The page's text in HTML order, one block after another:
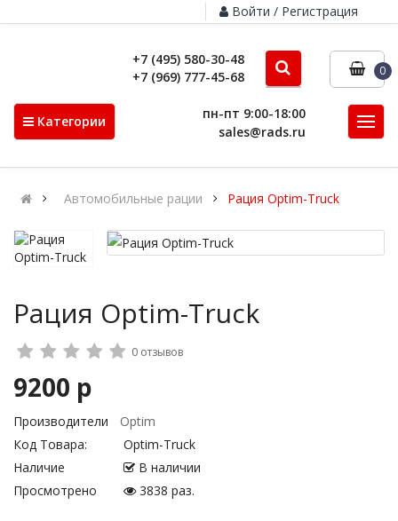
Войти / Регистрация
+7 (495) 580-30-48
+7 (969) 777-45-68
0
Категории
пн-пт 9:00-18:00
sales@rads.ru
Автомобильные рации Рация Optim-Truck
Рация Optim-Truck
0 отзывов
9200 р
Производители
Optim
Код Товара:
Optim-Truck
Наличие
В наличии
Просмотрено
3838 раз.